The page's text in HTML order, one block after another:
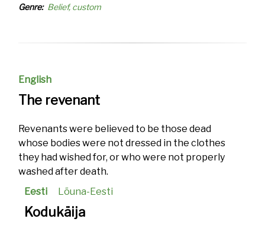
Genre Belief, custom
English
The revenant
Revenants were believed to be those dead
whose bodies were not dressed in the clothes
they had wished for, or who were not properly
washed after death.
Eesti
Lõuna-Eesti
Kodukäija